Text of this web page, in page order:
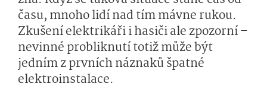
času, mnoho lidí nad tím mávne rukou.
Zkušení elektrikáři i hasiči ale zpozorní –
nevinné probliknutí totiž může být
jedním z prvních náznaků špatné
elektroinstalace.